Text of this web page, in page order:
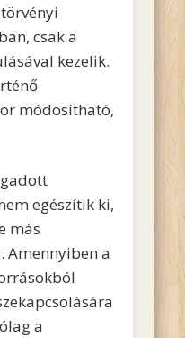
csak a
kezelik.
módosítható,
egészítik ki,
más
Amennyiben a
a